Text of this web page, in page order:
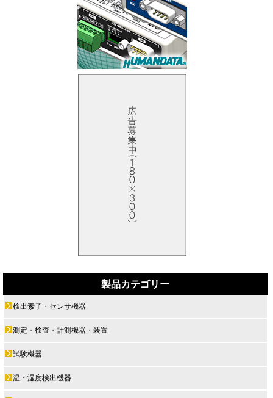
製品カテゴリー
検出素子・センサ機器
測定・検査・計測機器・装置
試験機器
温・湿度検出機器